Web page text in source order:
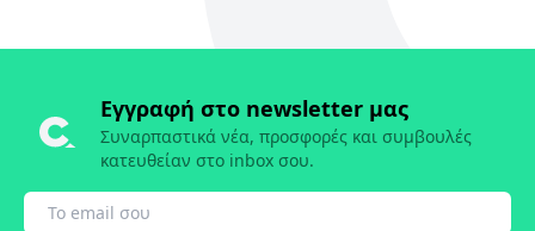
Εγγραφή στο newsletter μας
Συναρπαστικά νέα, προσφορές και συμβουλές
κατευθείαν στο inbox σου.